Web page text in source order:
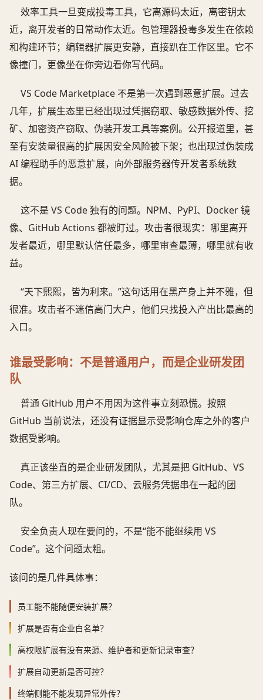
效率工具一旦变成投毒工具，它离源码太近，离密钥太
近，离开发者的日常动作太近。包管理器投毒多发生在依赖
和构建环节；编辑器扩展更安静，直接趴在工作区里。它不
像撞门，更像坐在你旁边看你写代码。
VS Code Marketplace 不是第一次遇到恶意扩展。过去
几年，扩展生态里已经出现过凭据窃取、敏感数据外传、挖
矿、加密资产窃取、伪装开发工具等案例。公开报道里，甚
至有安装量很高的扩展因安全风险被下架；也出现过伪装成
AI 编程助手的恶意扩展，向外部服务器传开发者系统数
据。
这不是 VS Code 独有的问题。NPM、PyPI、Docker 镜
像、GitHub Actions 都被盯过。攻击者很现实：哪里离开
发者最近，哪里默认信任最多，哪里审查最薄，哪里就有收
益。
“天下熙熙，皆为利来。”这句话用在黑产身上并不雅，但
很准。攻击者不迷信高门大户，他们只找投入产出比最高的
入口。
谁最受影响：不是普通用户，而是企业研发团
队
普通 GitHub 用户不用因为这件事立刻恐慌。按照
GitHub 当前说法，还没有证据显示受影响仓库之外的客户
数据受影响。
真正该坐直的是企业研发团队，尤其是把 GitHub、VS
Code、第三方扩展、CI/CD、云服务凭据串在一起的团
队。
安全负责人现在要问的，不是“能不能继续用 VS
Code”。这个问题太粗。
该问的是几件具体事：
员工能不能随便安装扩展？
扩展是否有企业白名单？
高权限扩展有没有来源、维护者和更新记录审查？
扩展自动更新是否可控？
终端侧能不能发现异常外传？